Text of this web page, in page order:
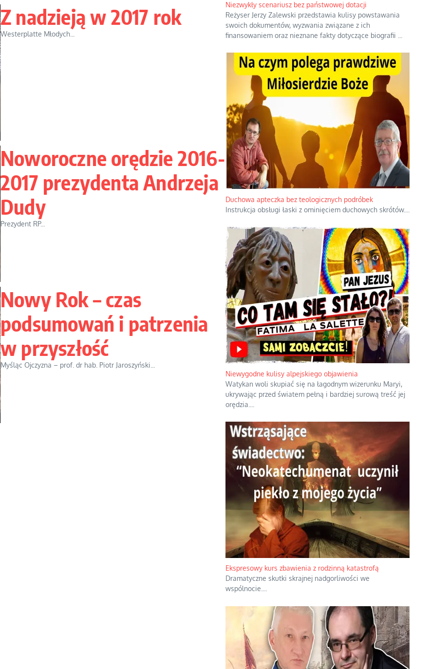
Z nadzieją w 2017 rok
Westerplatte Młodych...
Noworoczne orędzie 2016-
2017 prezydenta Andrzeja
Dudy
Prezydent RP...
Nowy Rok – czas
podsumowań i patrzenia
w przyszłość
Myśląc Ojczyzna – prof. dr hab. Piotr Jaroszyński...
Niezwykły scenariusz bez państwowej dotacji
Reżyser Jerzy Zalewski przedstawia kulisy powstawania
swoich dokumentów, wyzwania związane z ich
finansowaniem oraz nieznane fakty dotyczące biografii
Duchowa apteczka bez teologicznych podróbek
Instrukcja obsługi łaski z ominięciem duchowych skrótów.
Niewygodne kulisy alpejskiego objawienia
Watykan woli skupiać się na łagodnym wizerunku Maryi,
ukrywając przed światem pełną i bardziej surową treść jej
orędzia.
Ekspresowy kurs zbawienia z rodzinną katastrofą
Dramatyczne skutki skrajnej nadgorliwości we
wspólnocie.